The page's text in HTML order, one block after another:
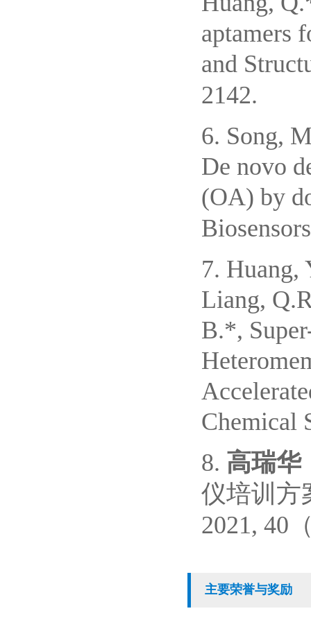
aptamers
and
2142.
6. Song,
De novo
(OA) by
7.
Liang,
B.*,
Chemical
8. 高瑞华
仪培训方
2021, 40
主要荣誉与奖励